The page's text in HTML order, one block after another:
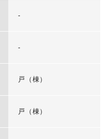
-
-
戸（棟）
戸（棟）